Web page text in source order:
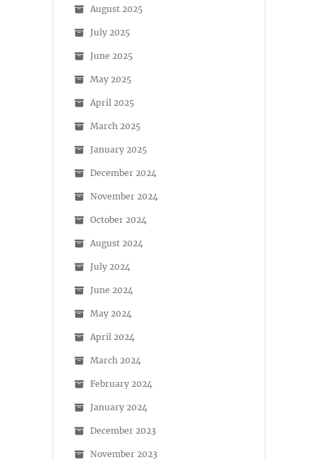
August 2025
July 2025
June 2025
May 2025
April 2025
March 2025
January 2025
December 2024
November 2024
October 2024
August 2024
July 2024
June 2024
May 2024
April 2024
March 2024
February 2024
January 2024
December 2023
November 2023